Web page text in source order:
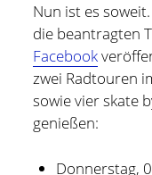
Nun ist es
die beantragten
Facebook
zwei Radtouren
sowie vier skate
genießen:
Donnerstag,